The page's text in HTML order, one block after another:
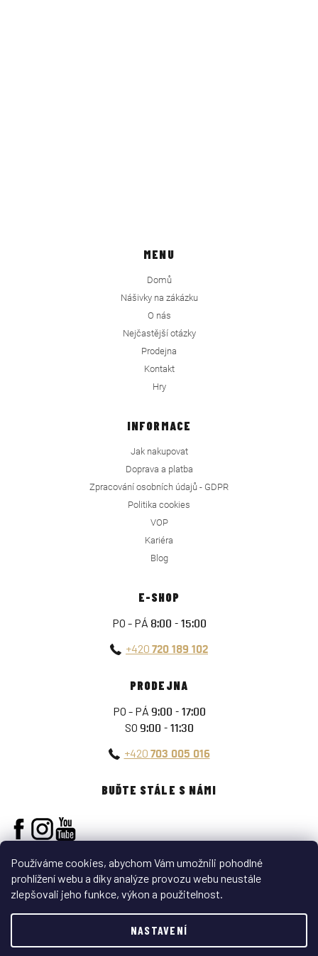
Používáme cookies, abychom Vám umožnili pohodlné
prohlížení webu a díky analýze provozu webu neustále
zlepšovali jeho funkce, výkon a použitelnost.
NASTAVENÍ
MENU
Domů
Nášivky na zákázku
O nás
Nejčastější otázky
Prodejna
Kontakt
Hry
INFORMACE
Jak nakupovat
Doprava a platba
Zpracování osobních údajů - GDPR
Politika cookies
VOP
Kariéra
Blog
E-SHOP
PO - PÁ 8:00 - 15:00
+420 720 189 102
PRODEJNA
PO - PÁ 9:00 - 17:00
SO 9:00 - 11:30
+420 703 005 016
BUĎTE STÁLE S NÁMI